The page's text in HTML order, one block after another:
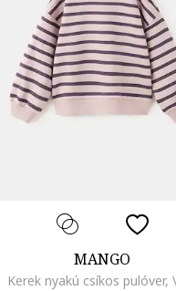
MANGO